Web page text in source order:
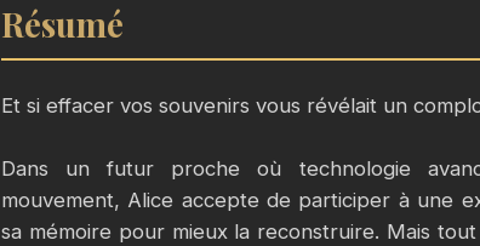
Résumé
Et si effacer vos souvenirs vous révélait un
Dans un futur proche où technologie
mouvement, Alice accepte de participer à une
sa mémoire pour mieux la reconstruire. Mais